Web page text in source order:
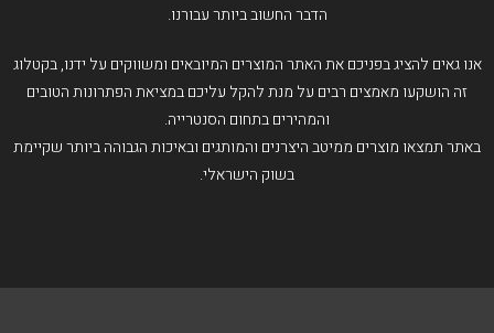
הדבר החשוב ביותר עבורנו.
אנו גאים להציג בפניכם את האתר המוצרים המיובאים ומשווקים על ידנו, בקטלוג
זה הושקעו מאמצים רבים על מנת להקל עליכם במציאת הפתרונות הטובים
והמהירים בתחום הסנטרייה.
באתר תמצאו מוצרים ממיטב היצרנים והמותגים ובאיכות הגבוהה ביותר שקיימת
בשוק הישראלי.